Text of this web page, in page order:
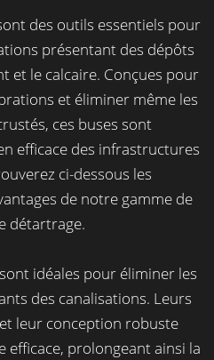
des outils essentiels pour
présentant des dépôts
et le calcaire. Conçues pour
et éliminer même les
ces buses sont
efficace des infrastructures
ci-dessous les
de notre gamme de
détartrage.
idéales pour éliminer les
des canalisations. Leurs
leur conception robuste
efficace, prolongeant ainsi la